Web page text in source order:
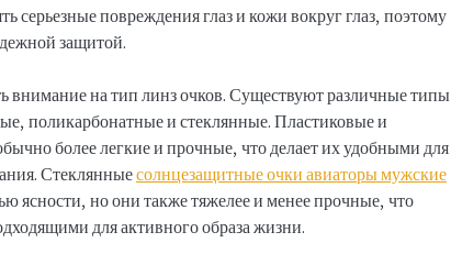
серьезные повреждения глаз и кожи вокруг глаз, поэтому
защитой.
внимание на тип линз очков. Существуют различные типы
поликарбонатные и стеклянные. Пластиковые и
более легкие и прочные, что делает их удобными для
Стеклянныесолнцезащитные очки авиаторы мужские
ясности, но они также тяжелее и менее прочные, что
для активного образа жизни.